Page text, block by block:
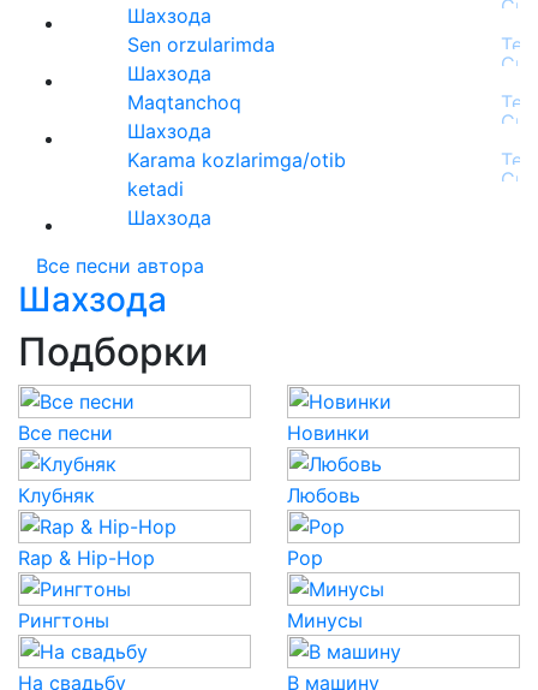
Шахзода
Sen orzularimda
Шахзода
Maqtanchoq
Шахзода
Karama kozlarimga/otib
ketadi
Шахзода
Все песни автора
Шахзода
Подборки
Все песни Новинки
Клубняк Любовь
Rap & Hip-Hop Pop
Рингтоны Минусы
На свадьбу В машину